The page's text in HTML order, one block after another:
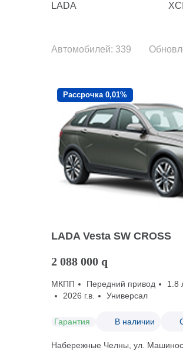
LADA
Автомобилей: 339
Рассрочка 0,01%
LADA Vesta SW CROSS
2 088 000 q
МКПП Передний привод 1.8
2026 г.в.
Универсал
Гарантия В наличии
Набережные Челны, ул.